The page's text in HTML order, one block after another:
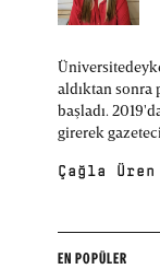
aldıktan
başladı.
girerek
noktası oldu.
Çağla Üren
EN POPÜLER